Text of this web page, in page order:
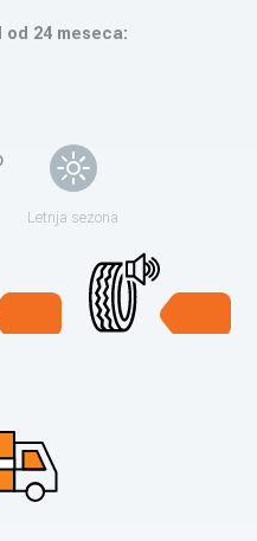
24 meseca:
Letnja sezona